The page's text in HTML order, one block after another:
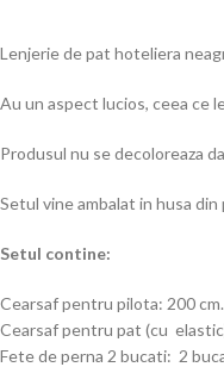
Lenjerie de pat hoteliera
Au un aspect lucios, ceea ce
Produsul nu se decoloreaza
Setul vine ambalat in husa din
Setul contine:
Cearsaf pentru pilota: 200
Cearsaf pentru pat (cu
Fete de perna 2 bucati: 2